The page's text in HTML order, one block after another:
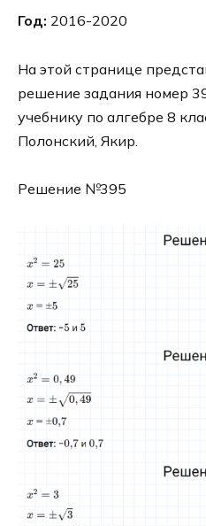
Год: 2016-2020
На этой странице
решение задания номер
учебнику по алгебре 8
Полонский, Якир.
Решение №395